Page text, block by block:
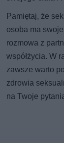
Pamiętaj, że
osoba ma
rozmowa z
współżycia. W
zawsze warto
zdrowia
na Twoje